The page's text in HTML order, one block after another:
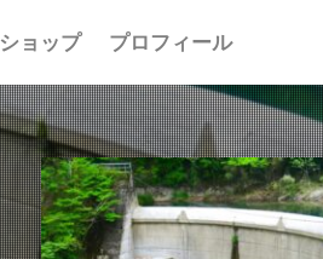
ショップ プロフィール